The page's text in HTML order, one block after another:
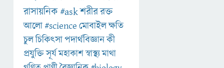
রাসায়নিক#askশরীররক্ত
আলো#scienceমোবাইলক্ষতি
চুলচিকিৎসাপদার্থবিজ্ঞানকী
প্রযুক্তিসূর্যমহাকাশস্বাস্থ্যমাথা